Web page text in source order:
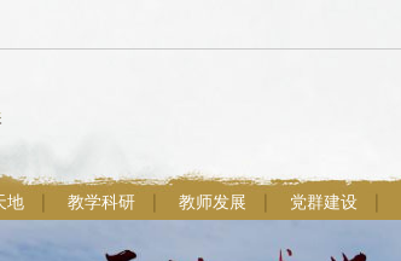
地 教学科研 教师发展 党群建设